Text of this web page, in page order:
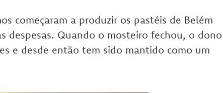
começaram a produzir os pastéis de Belém
despesas. Quando o mosteiro fechou, o dono
e desde então tem sido mantido como um